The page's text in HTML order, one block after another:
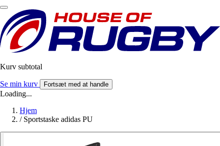
Kurv subtotal
Se min kurv Fortsæt med at handle
Loading...
Hjem
/ Sportstaske adidas PU